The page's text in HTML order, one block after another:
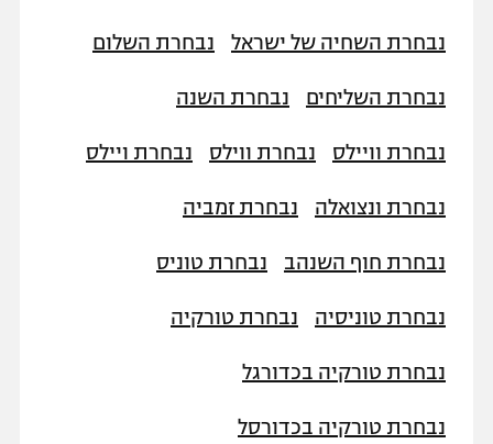
נבחרת השחיה של ישראל נבחרת השלום
נבחרת השליחים נבחרת השנה
נבחרת וויילס נבחרת ווילס נבחרת ויילס
נבחרת ונצואלה נבחרת זמביה
נבחרת חוף השנהב נבחרת טוניס
נבחרת טוניסיה נבחרת טורקיה
נבחרת טורקיה בכדורגל
נבחרת טורקיה בכדורסל